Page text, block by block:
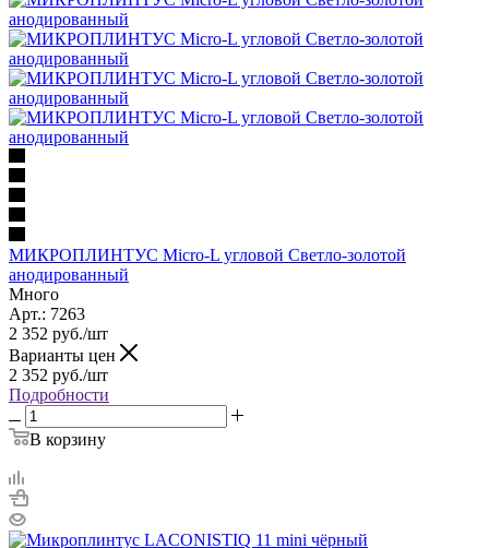
МИКРОПЛИНТУС Micro-L угловой Светло-золотой
анодированный
Много
Арт.: 7263
2 352 руб./шт
Варианты цен
2 352 руб./шт
Подробности
В корзину